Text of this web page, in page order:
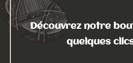
Découvrez notre
quelques